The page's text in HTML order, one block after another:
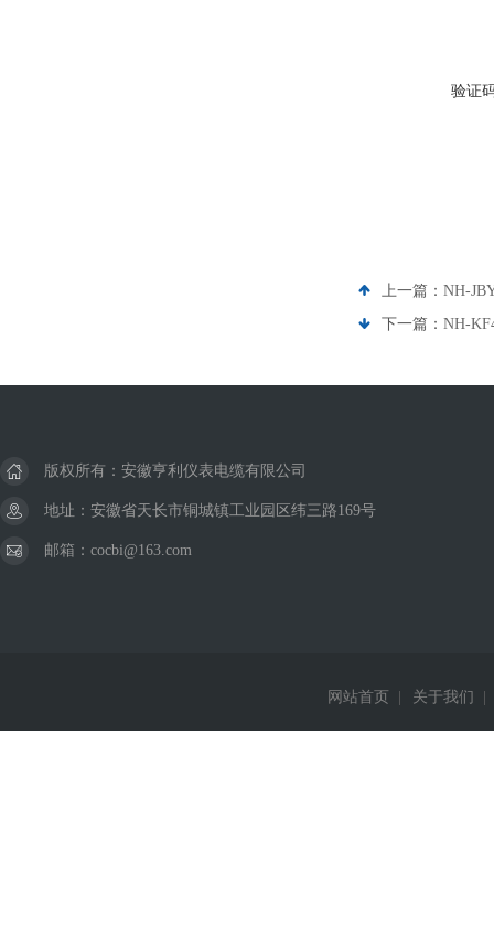
验证
上一篇： NH-
下一篇： NH-
版权所有：安徽亨利仪表电缆有限公司
地址：安徽省天长市铜城镇工业园区纬三路169号
邮箱：cocbi@163.com
网站首页 关于我们